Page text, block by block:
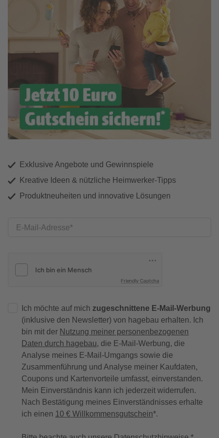
Exklusive Angebote und Gewinnspiele
Kreative Ideen & nützliche Heimwerker-Tipps
Produktneuheiten und innovative Lösungen
E-Mail-Adresse
Friendly Captcha
Ich möchte auf mich zugeschnittene E-Mail-Werbung
(inklusive den Newsletter) von hagebau erhalten. Ich
bin mit der Nutzung meiner personenbezogenen
Daten durch hagebau, die E-Mail-Werbung, die
Analyse meines E-Mail-Umgangs sowie die
Zusammenführung und Analyse meiner Kaufdaten,
Coupons und Kartenvorteile umfasst, einverstanden.
Mein Einverständnis kann ich jederzeit widerrufen.
Nach Bestätigung meines Einverständnisses erhalte
ich einen 10 € Willkommensgutschein*.